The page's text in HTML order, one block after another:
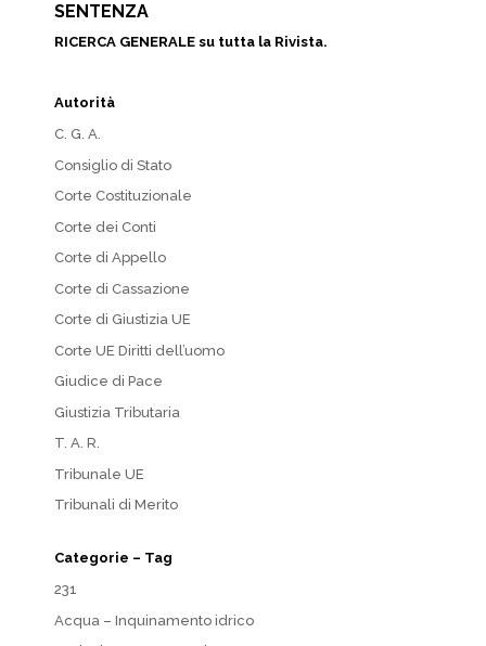
SENTENZA
RICERCA GENERALE su tutta la Rivista.
Autorità
C. G. A.
Consiglio di Stato
Corte Costituzionale
Corte dei Conti
Corte di Appello
Corte di Cassazione
Corte di Giustizia UE
Corte UE Diritti dell’uomo
Giudice di Pace
Giustizia Tributaria
T. A. R.
Tribunale UE
Tribunali di Merito
Categorie – Tag
231
Acqua – Inquinamento idrico